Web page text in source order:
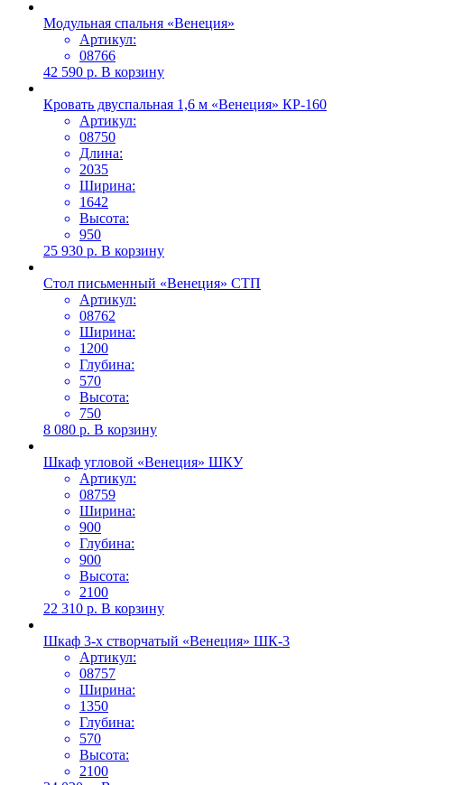
Модульная спальня «Венеция»
Артикул:
08766
42 590 р. В корзину
Кровать двуспальная 1,6 м «Венеция» КР-160
Артикул:
08750
Длина:
2035
Ширина:
1642
Высота:
950
25 930 р. В корзину
Стол письменный «Венеция» СТП
Артикул:
08762
Ширина:
1200
Глубина:
570
Высота:
750
8 080 р. В корзину
Шкаф угловой «Венеция» ШКУ
Артикул:
08759
Ширина:
900
Глубина:
900
Высота:
2100
22 310 р. В корзину
Шкаф 3-х створчатый «Венеция» ШК-3
Артикул:
08757
Ширина:
1350
Глубина:
570
Высота:
2100